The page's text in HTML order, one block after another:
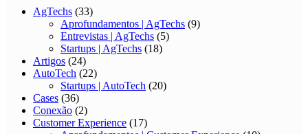
AgTechs (33)
Aprofundamentos | AgTechs (9)
Entrevistas | AgTechs (5)
Startups | AgTechs (18)
Artigos (24)
AutoTech (22)
Startups | AutoTech (20)
Cases (36)
Conexão (2)
Customer Experience (17)